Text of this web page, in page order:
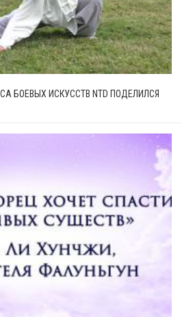
БОЕВЫХ ИСКУССТВ NTD ПОДЕЛИЛСЯ